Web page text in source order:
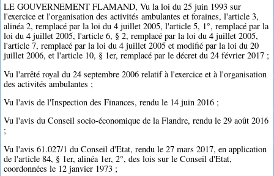
LE GOUVERNEMENT FLAMAND, Vu la loi du 25 juin 1993 sur
l'exercice et l'organisation des activités ambulantes et foraines, l'article 3,
alinéa 2, remplacé par la loi du 4 juillet 2005, l'article 5, 1°, remplacé par la
loi du 4 juillet 2005, l'article 6, § 2, remplacé par la loi du 4 juillet 2005,
l'article 7, remplacé par la loi du 4 juillet 2005 et modifié par la loi du 20
juillet 2006, et l'article 10, § 1er, remplacé par le décret du 24 février 2017 ;
Vu l'arrêté royal du 24 septembre 2006 relatif à l'exercice et à l'organisation
des activités ambulantes ;
Vu l'avis de l'Inspection des Finances, rendu le 14 juin 2016 ;
Vu l'avis du Conseil socio-économique de la Flandre, rendu le 29 août 2016
;
Vu l'avis 61.027/1 du Conseil d'Etat, rendu le 27 mars 2017, en application
de l'article 84, § 1er, alinéa 1er, 2°, des lois sur le Conseil d'Etat,
coordonnées le 12 janvier 1973 ;